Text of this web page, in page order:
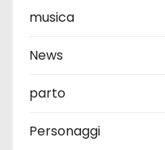
musica
News
parto
Personaggi